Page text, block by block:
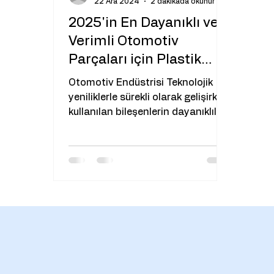
2025'in En Dayanıklı ve
Verimli Otomotiv
Parçaları için Plastik
Kalıplar
Otomotiv Endüstrisi Teknolojik
yeniliklerle sürekli olarak gelişirken,
kullanılan bileşenlerin dayanıklılığı